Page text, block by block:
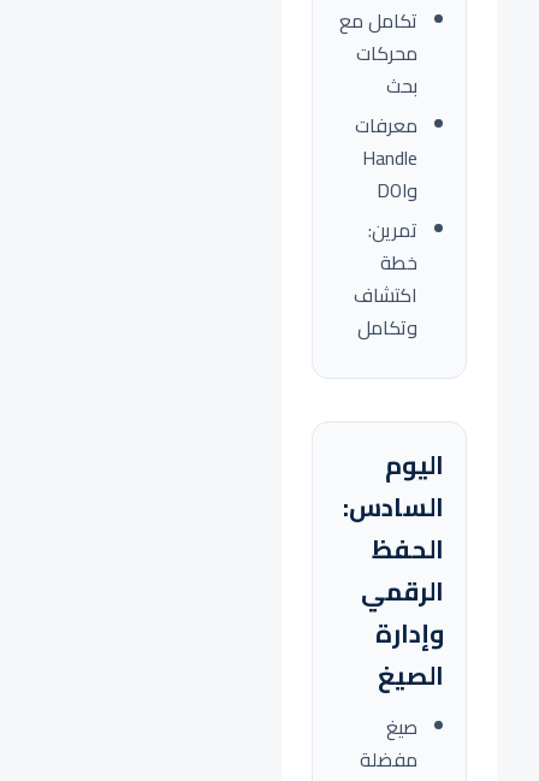
تكامل مع
محركات
بحث
معرفات
Handle
وDOI
تمرين:
خطة
اكتشاف
وتكامل
اليوم
السادس:
الحفظ
الرقمي
وإدارة
الصيغ
صيغ
مفضلة